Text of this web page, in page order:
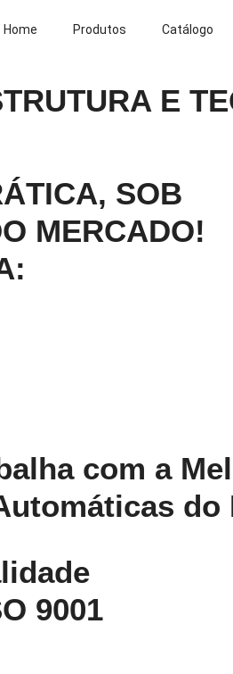
Home Produtos Catálogo
E
SOB
MERCADO!
com a
do
9001